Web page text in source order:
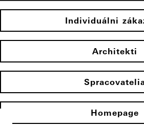
Individuálni
Architekti
Homepage